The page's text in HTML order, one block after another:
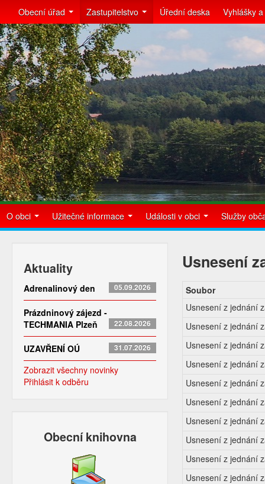
Obecní úřad Zastupitelstvo Úřední deska Vyhlášky
O obci Užitečné informace Události v obci Služby
Aktuality
Adrenalinový den 05.09.2026
Prázdninový zájezd -
TECHMANIA Plzeň
22.08.2026
UZAVŘENÍ OÚ 31.07.2026
Zobrazit všechny novinky
Přihlásit k odběru
Obecní knihovna
Usnesení
Soubor
Usnesení z jednání
Usnesení z jednání
Usnesení z jednání
Usnesení z jednání
Usnesení z jednání
Usnesení z jednání
Usnesení z jednání
Usnesení z jednání
Usnesení z jednání
Usnesení z jednání